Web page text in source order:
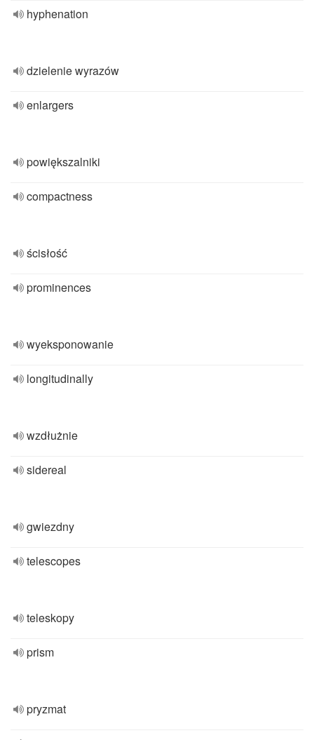
hyphenation
dzielenie wyrazów
enlargers
powiększalniki
compactness
ścisłość
prominences
wyeksponowanie
longitudinally
wzdłużnie
sidereal
gwiezdny
telescopes
teleskopy
prism
pryzmat